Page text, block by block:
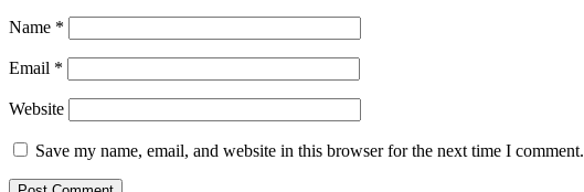
Name *
Email *
Website
Save my name, email, and website in this browser for the next time I comment.